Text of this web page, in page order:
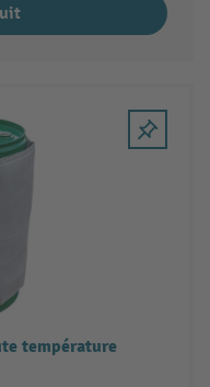
température